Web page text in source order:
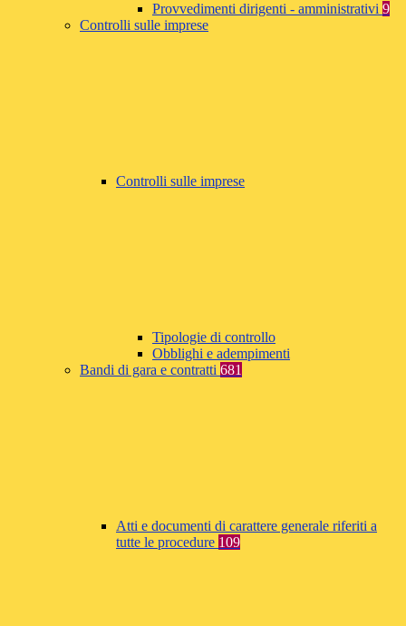
Provvedimenti dirigenti - amministrativi 9
Controlli sulle imprese
Controlli sulle imprese
Tipologie di controllo
Obblighi e adempimenti
Bandi di gara e contratti 681
Atti e documenti di carattere generale riferiti a
tutte le procedure 109